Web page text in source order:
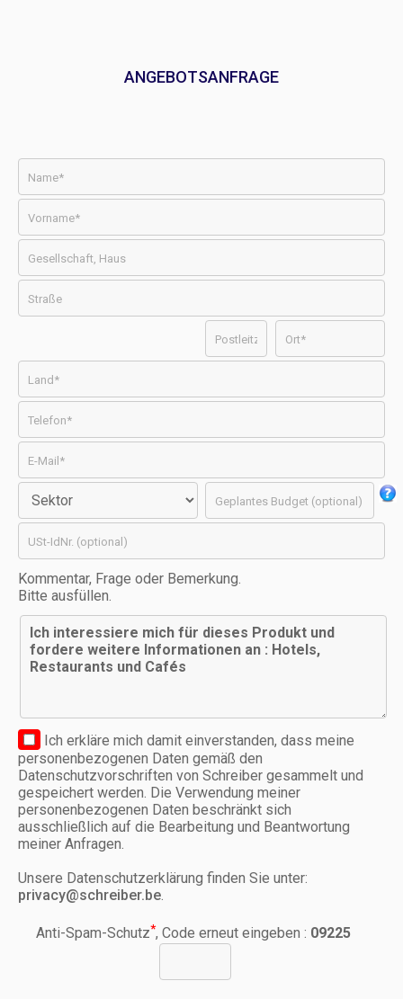
ANGEBOTSANFRAGE
Kommentar, Frage oder Bemerkung.
Bitte ausfüllen.
Ich erkläre mich damit einverstanden, dass meine
personenbezogenen Daten gemäß den
Datenschutzvorschriften von Schreiber gesammelt und
gespeichert werden. Die Verwendung meiner
personenbezogenen Daten beschränkt sich
ausschließlich auf die Bearbeitung und Beantwortung
meiner Anfragen.
Unsere Datenschutzerklärung finden Sie unter:
privacy@schreiber.be.
Anti-Spam-Schutz*, Code erneut eingeben : 09225